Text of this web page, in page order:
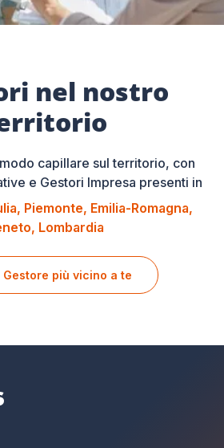
nel nostro
capillare sul territorio, con
e Gestori Impresa presenti in
Piemonte Emilia-Romagna
Lombardia
Gestore più vicino a te